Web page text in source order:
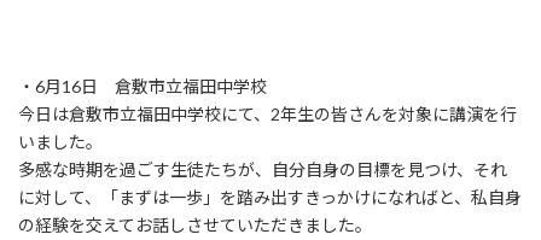
・6月16日 倉敷市立福田中学校
今日は倉敷市立福田中学校にて、2年生の皆さんを対象に講演を行
いました。
多感な時期を過ごす生徒たちが、自分自身の目標を見つけ、それ
に対して、「まずは一歩」を踏み出すきっかけになればと、私自身
の経験を交えてお話しさせていただきました。